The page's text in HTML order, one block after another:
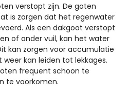
verstopt zijn. De goten
is zorgen dat het regenwater
Als een dakgoot verstopt
of ander vuil, kan het water
kan zorgen voor accumulatie
kan leiden tot lekkages.
frequent schoon te
te voorkomen.